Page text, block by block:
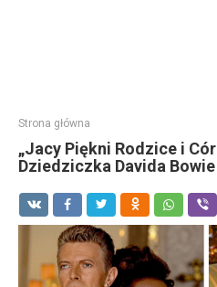
Strona główna
„Jacy Piękni Rodzice i
Dziedziczka Davida